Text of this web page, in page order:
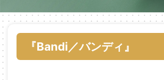
『Bandi／バンディ』